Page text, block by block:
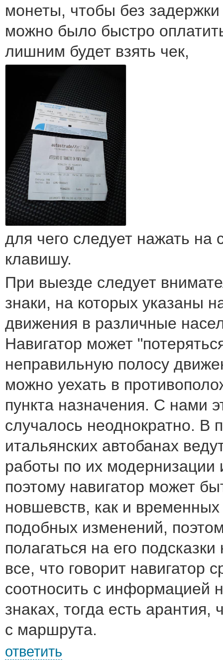
монеты, чтобы без задержки
можно было быстро
лишним будет взять чек,
для чего следует нажать на
клавишу.
При выезде следует
знаки, на которых указаны
движения в различные
Навигатор может
неправильную полосу
можно уехать в
пункта назначения. С нами
случалось неоднократно. В
итальянских автобанах
работы по их
поэтому навигатор может
новшевств, как и
подобных изменений,
полагаться на его
все, что говорит навигатор
соотносить с информацией
знаках, тогда есть арантия,
с маршрута.
ответить